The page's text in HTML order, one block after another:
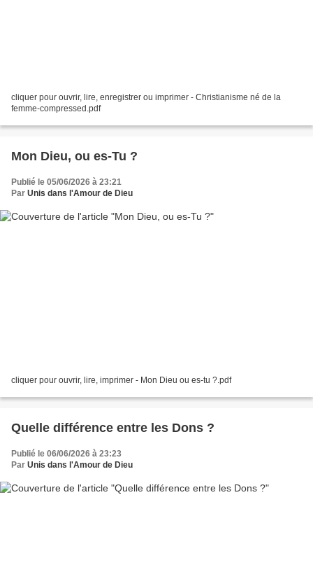
cliquer pour ouvrir, lire, enregistrer ou imprimer - Christianisme né de la
femme-compressed.pdf
Mon Dieu, ou es-Tu ?
Publié le 05/06/2026 à 23:21
Par Unis dans l'Amour de Dieu
cliquer pour ouvrir, lire, imprimer - Mon Dieu ou es-tu ?.pdf
Quelle différence entre les Dons ?
Publié le 06/06/2026 à 23:23
Par Unis dans l'Amour de Dieu